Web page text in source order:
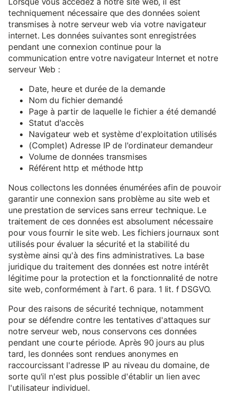
techniquement nécessaire que des données soient
transmises à notre serveur web via votre navigateur
internet. Les données suivantes sont enregistrées
pendant une connexion continue pour la
communication entre votre navigateur Internet et notre
serveur Web :
Date, heure et durée de la demande
Nom du fichier demandé
Page à partir de laquelle le fichier a été demandé
Statut d'accès
Navigateur web et système d'exploitation utilisés
(Complet) Adresse IP de l'ordinateur demandeur
Volume de données transmises
Référent http et méthode http
Nous collectons les données énumérées afin de pouvoir
garantir une connexion sans problème au site web et
une prestation de services sans erreur technique. Le
traitement de ces données est absolument nécessaire
pour vous fournir le site web. Les fichiers journaux sont
utilisés pour évaluer la sécurité et la stabilité du
système ainsi qu'à des fins administratives. La base
juridique du traitement des données est notre intérêt
légitime pour la protection et la fonctionnalité de notre
site web, conformément à l'art. 6 para. 1 lit. f DSGVO.
Pour des raisons de sécurité technique, notamment
pour se défendre contre les tentatives d'attaques sur
notre serveur web, nous conservons ces données
pendant une courte période. Après 90 jours au plus
tard, les données sont rendues anonymes en
raccourcissant l'adresse IP au niveau du domaine, de
sorte qu'il n'est plus possible d'établir un lien avec
l'utilisateur individuel.